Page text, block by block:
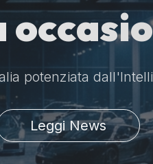
potenziata
Leggi News